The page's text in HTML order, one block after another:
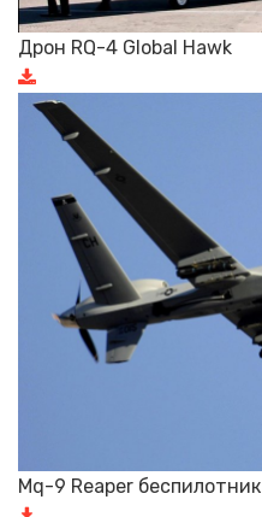
Дрон RQ-4 Global Hawk
Mq-9 Reaper беспилотник